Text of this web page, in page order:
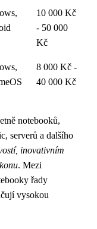
10 000 Kč
- 50 000
Kč
8 000 Kč -
40 000 Kč
notebooků,
serverů a dalšího
inovativním
. Mezi
řady
vysokou